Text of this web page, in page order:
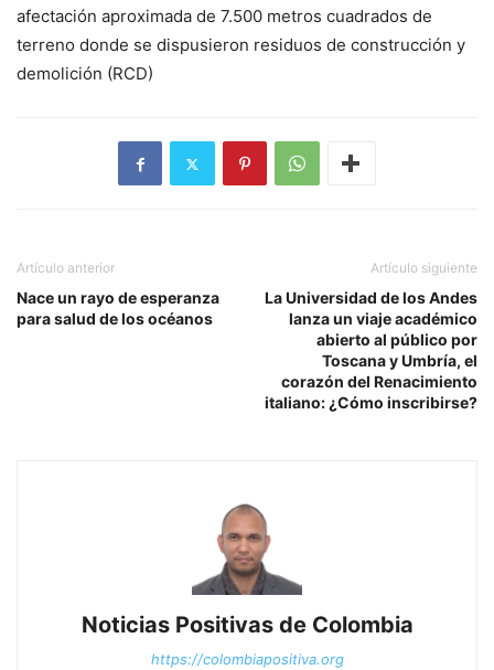
afectación aproximada de 7.500 metros cuadrados de
terreno donde se dispusieron residuos de construcción y
demolición (RCD)
Artículo anterior
Nace un rayo de esperanza
para salud de los océanos
Artículo siguiente
La Universidad de los Andes
lanza un viaje académico
abierto al público por
Toscana y Umbría, el
corazón del Renacimiento
italiano: ¿Cómo inscribirse?
Noticias Positivas de Colombia
https://colombiapositiva.org